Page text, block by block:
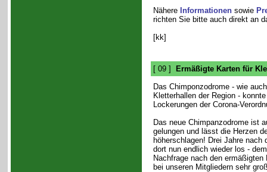
Nähere Informationensowie
richten Sie bitte auch direkt an
[kk]
[ 09 ]
Ermäßigte Karten für
Das Chimponzodrome - wie
Kletterhallen der Region -
Lockerungen der Corona-
Das neue Chimpanzodrome ist
gelungen und lässt die Herzen
höherschlagen! Drei Jahre nach
dort nun endlich wieder los -
Nachfrage nach den ermäßigten
bei unseren Mitgliedern sehr